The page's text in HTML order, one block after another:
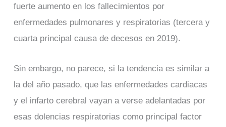
fuerte aumento en los fallecimientos por
enfermedades pulmonares y respiratorias (tercera y
cuarta principal causa de decesos en 2019).
Sin embargo, no parece, si la tendencia es similar a
la del año pasado, que las enfermedades cardiacas
y el infarto cerebral vayan a verse adelantadas por
esas dolencias respiratorias como principal factor